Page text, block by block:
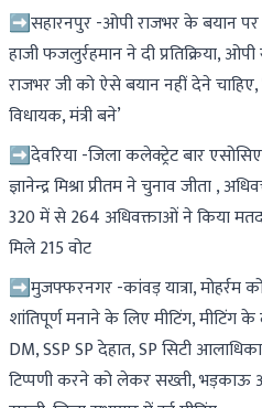
➡सहारनपुर -ओपी राजभर के बयान पर
हाजी फजलुर्रहमान ने दी प्रतिक्रिया,
राजभर जी को ऐसे बयान नहीं देने
विधायक, मंत्री बने’
➡देवरिया -जिला कलेक्ट्रेट बार
ज्ञानेन्द्र मिश्रा प्रीतम ने चुनाव जीता ,
320 में से 264 अधिवक्ताओं ने किया
मिले 215 वोट
➡मुजफ्फरनगर -कांवड़ यात्रा, मोहर्रम
शांतिपूर्ण मनाने के लिए मीटिंग, मीटिंग के
DM, SSP SP देहात, SP सिटी
टिप्पणी करने को लेकर सख्ती,